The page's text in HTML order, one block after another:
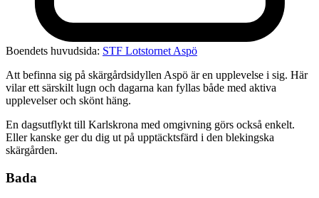
Boendets huvudsida: STF Lotstornet Aspö
Att befinna sig på skärgårdsidyllen Aspö är en upplevelse i sig. Här
vilar ett särskilt lugn och dagarna kan fyllas både med aktiva
upplevelser och skönt häng.
En dagsutflykt till Karlskrona med omgivning görs också enkelt.
Eller kanske ger du dig ut på upptäcktsfärd i den blekingska
skärgården.
Bada